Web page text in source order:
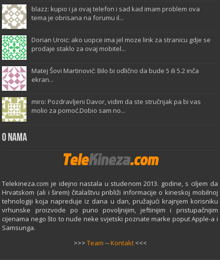
blazz: kupio i ja ovaj telefon i sad kad imam problem ova
tema je obrisana na forumu il...
Dorian Uroic: ako uopce ima jel moze link za stranicu gdje se
prodaje staklo za ovaj mobitel...
Matej Šovi Martinović: Bilo bi odlično da bude 5 ili 5.2 inča
ekran...
miro: Pozdravljeni Davor, vidim da ste stručnjak pa bi vas
molio za pomoć.Dobio sam no...
O Nama
Telekineza.com je idejno nastala u studenom 2013. godine, s ciljem da
Hrvatskom (ali i širem) čitalaštvu približi informacije o kineskoj mobilnoj
tehnologiji koja napreduje iz dana u dan, pružajući krajnjem korisniku
vrhunske proizvode po puno povoljnijim, jeftinijim i pristupačnijim
cijenama nego što to nude neke svjetski poznate marke poput Apple-a i
Samsunga.
>>> Team --Kontakt<<<